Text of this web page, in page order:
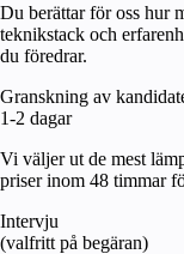
Du berättar för oss hur
teknikstack och
du föredrar.
Granskning av
1-2 dagar
Vi väljer ut de mest
priser inom 48 timmar
Intervju
(valfritt på begäran)